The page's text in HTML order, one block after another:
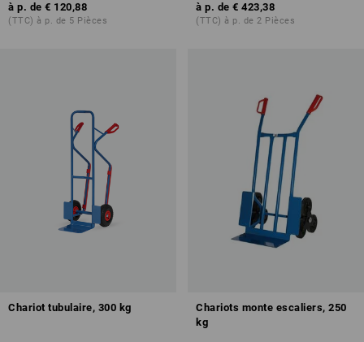
à p. de € 120,88
(TTC) à p. de 5 Pièces
à p. de € 423,38
(TTC) à p. de 2 Pièces
Chariot tubulaire, 300 kg
Chariots monte escaliers, 250
kg